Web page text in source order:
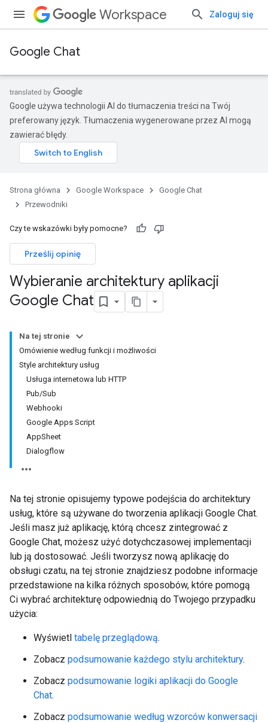
Workspace Zaloguj się
Google Chat
Google używa technologii AI do tłumaczenia treści na Twój
preferowany język. Tłumaczenia wygenerowane przez AI mogą
zawierać błędy.
Strona główna Google Workspace
Google Chat
Przewodniki
Czy te wskazówki były pomocne?
Prześlij opinię
Wybieranie architektury aplikacji
Google Chat
Na tej stronie
Omówienie według funkcji i możliwości
Style architektury usług
Usługa internetowa lub HTTP
Pub/Sub
Webhooki
Google Apps Script
AppSheet
Dialogflow
Na tej stronie opisujemy typowe podejścia do architektury
usług, które są używane do tworzenia aplikacji Google Chat.
Jeśli masz już aplikację, którą chcesz zintegrować z
Google Chat, możesz użyć dotychczasowej implementacji
lub ją dostosować. Jeśli tworzysz nową aplikację do
obsługi czatu, na tej stronie znajdziesz podobne informacje
przedstawione na kilka różnych sposobów, które pomogą
Ci wybrać architekturę odpowiednią do Twojego przypadku
użycia:
Wyświetl tabelę przeglądową.
Zobacz podsumowanie każdego stylu architektury.
Zobacz podsumowanie logiki aplikacji do Google
Chat.
Zobacz podsumowanie według wzorców konwersacji